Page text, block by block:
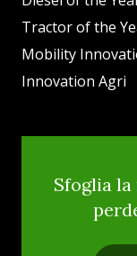
Tractor of the
Mobility
Innovation Agri
Sfoglia